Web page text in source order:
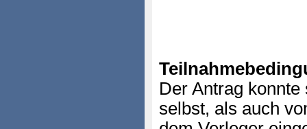
Der Antrag
selbst, als auch